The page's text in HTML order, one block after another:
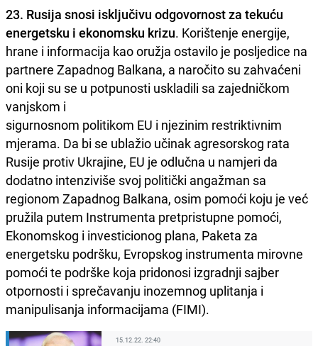
23. Rusija snosi isključivu odgovornost za tekuću
energetsku i ekonomsku krizu. Korištenje energije,
hrane i informacija kao oružja ostavilo je posljedice na
partnere Zapadnog Balkana, a naročito su zahvaćeni
oni koji su se u potpunosti uskladili sa zajedničkom
vanjskom i
sigurnosnom politikom EU i njezinim restriktivnim
mjerama. Da bi se ublažio učinak agresorskog rata
Rusije protiv Ukrajine, EU je odlučna u namjeri da
dodatno intenziviše svoj politički angažman sa
regionom Zapadnog Balkana, osim pomoći koju je već
pružila putem Instrumenta pretpristupne pomoći,
Ekonomskog i investicionog plana, Paketa za
energetsku podršku, Evropskog instrumenta mirovne
pomoći te podrške koja pridonosi izgradnji sajber
otpornosti i sprečavanju inozemnog uplitanja i
manipulisanja informacijama (FIMI).
15.12.22. 22:40